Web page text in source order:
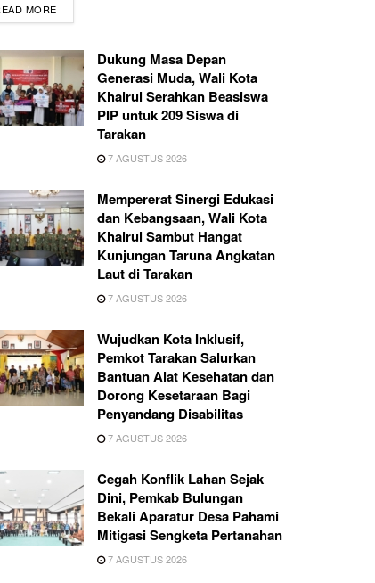
MORE
Dukung Masa Depan
Generasi Muda, Wali Kota
Khairul Serahkan Beasiswa
PIP untuk 209 Siswa di
Tarakan
7 AGUSTUS 2026
Mempererat Sinergi Edukasi
dan Kebangsaan, Wali Kota
Khairul Sambut Hangat
Kunjungan Taruna Angkatan
Laut di Tarakan
7 AGUSTUS 2026
Wujudkan Kota Inklusif,
Pemkot Tarakan Salurkan
Bantuan Alat Kesehatan dan
Dorong Kesetaraan Bagi
Penyandang Disabilitas
7 AGUSTUS 2026
Cegah Konflik Lahan Sejak
Dini, Pemkab Bulungan
Bekali Aparatur Desa Pahami
Mitigasi Sengketa Pertanahan
7 AGUSTUS 2026